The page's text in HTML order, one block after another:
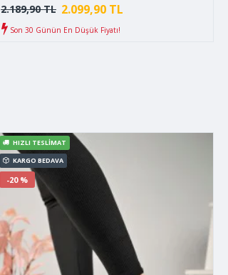
2.099,90 TL
2.189,90 TL
Son 30 Günün En Düşük Fiyatı!
KARGO BEDAVA
HIZLI TESLIMAT
-20 %